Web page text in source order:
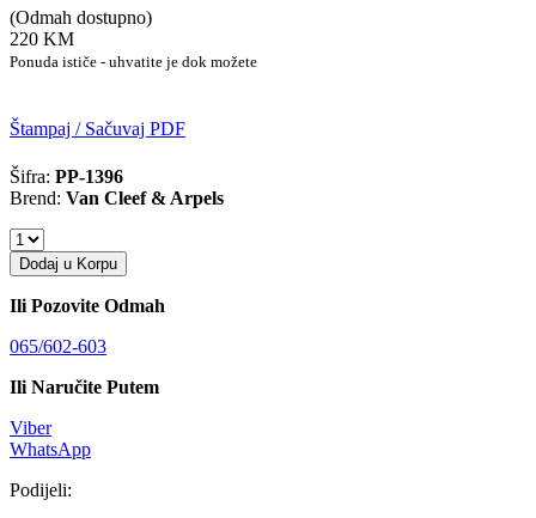
(Odmah dostupno)
220 KM
Ponuda ističe - uhvatite je dok možete
Štampaj / Sačuvaj PDF
Šifra: PP-1396
Brend: Van Cleef & Arpels
Dodaj u Korpu
Ili Pozovite Odmah
065/602-603
Ili Naručite Putem
Viber
WhatsApp
Podijeli: